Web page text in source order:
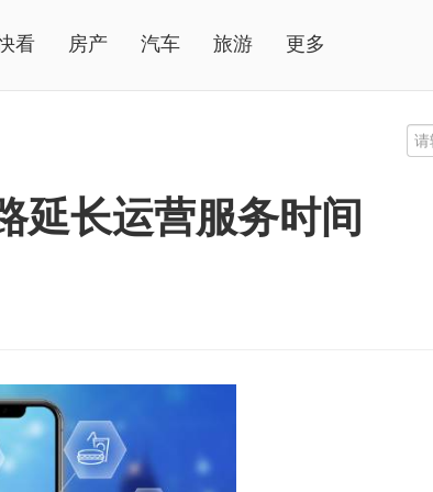
看 房产 汽车 旅游 更多
延长运营服务时间